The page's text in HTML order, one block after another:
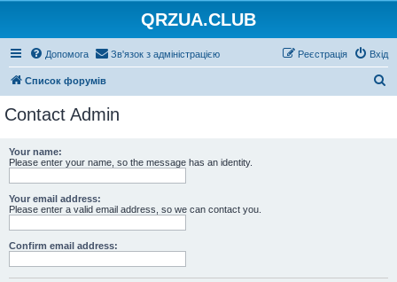
QRZUA.CLUB
Допомога Зв'язок з адміністрацією Вхід
Реєстрація
Список форумів
Contact Admin
Your name:
Please enter your name, so the message has an identity.
Your email address:
Please enter a valid email address, so we can contact you.
Confirm email address: